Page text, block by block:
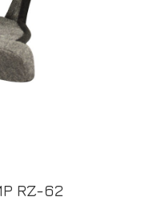
RZ-62